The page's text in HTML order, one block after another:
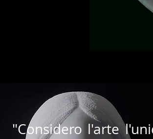
"Considero l'arte